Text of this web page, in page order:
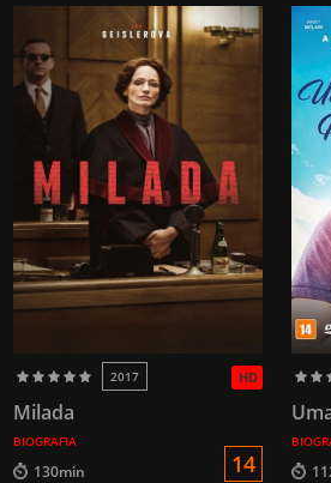
HD
2017
Milada
BIOGRAFIA
130min 14